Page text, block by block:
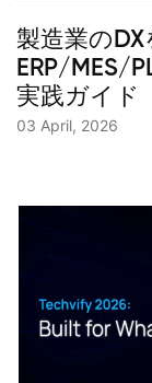
製造業のDX
ERP/MES/
実践ガイド
03 April, 2026